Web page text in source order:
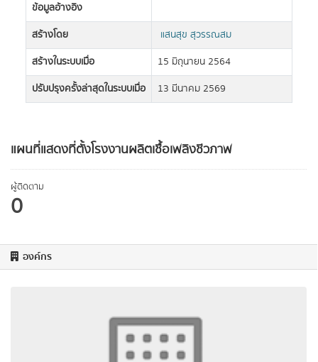
แผนที่แสดงที่ตั้งโรงงานผลิตเชื้อเพลิงชีวภาพ
ผู้ติดตาม
0
องค์กร
ข้อมูลอ้างอิง
สร้างโดย
แสนสุข สุวรรณสม
สร้างในระบบเมื่อ
15 มิถุนายน 2564
ปรับปรุงครั้งล่าสุดในระบบเมื่อ
13 มีนาคม 2569